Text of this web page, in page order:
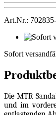
Art.Nr.:
Sofort
Die MTR
und im